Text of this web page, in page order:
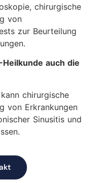
chirurgische
von
zur Beurteilung
auch die
chirurgische
von Erkrankungen
Sinusitis und